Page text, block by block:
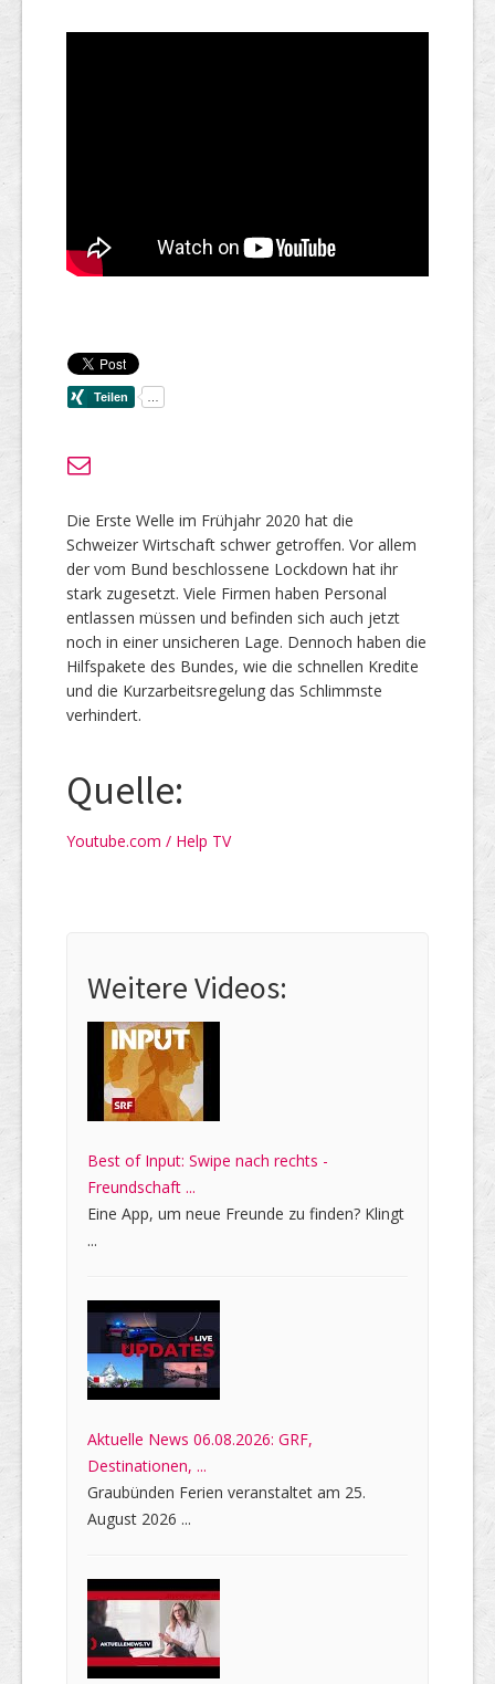
Die Erste Welle im Frühjahr 2020 hat die
Schweizer Wirtschaft schwer getroffen. Vor allem
der vom Bund beschlossene Lockdown hat ihr
stark zugesetzt. Viele Firmen haben Personal
entlassen müssen und befinden sich auch jetzt
noch in einer unsicheren Lage. Dennoch haben die
Hilfspakete des Bundes, wie die schnellen Kredite
und die Kurzarbeitsregelung das Schlimmste
verhindert.
Quelle:
Youtube.com / Help TV
Weitere Videos:
Best of Input: Swipe nach rechts -
Freundschaft ...
Eine App, um neue Freunde zu finden? Klingt
...
Aktuelle News 06.08.2026: GRF,
Destinationen, ...
Graubünden Ferien veranstaltet am 25.
August 2026 ...